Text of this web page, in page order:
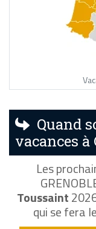
Quand
vacances à
Les
Toussaint
qui se fera le